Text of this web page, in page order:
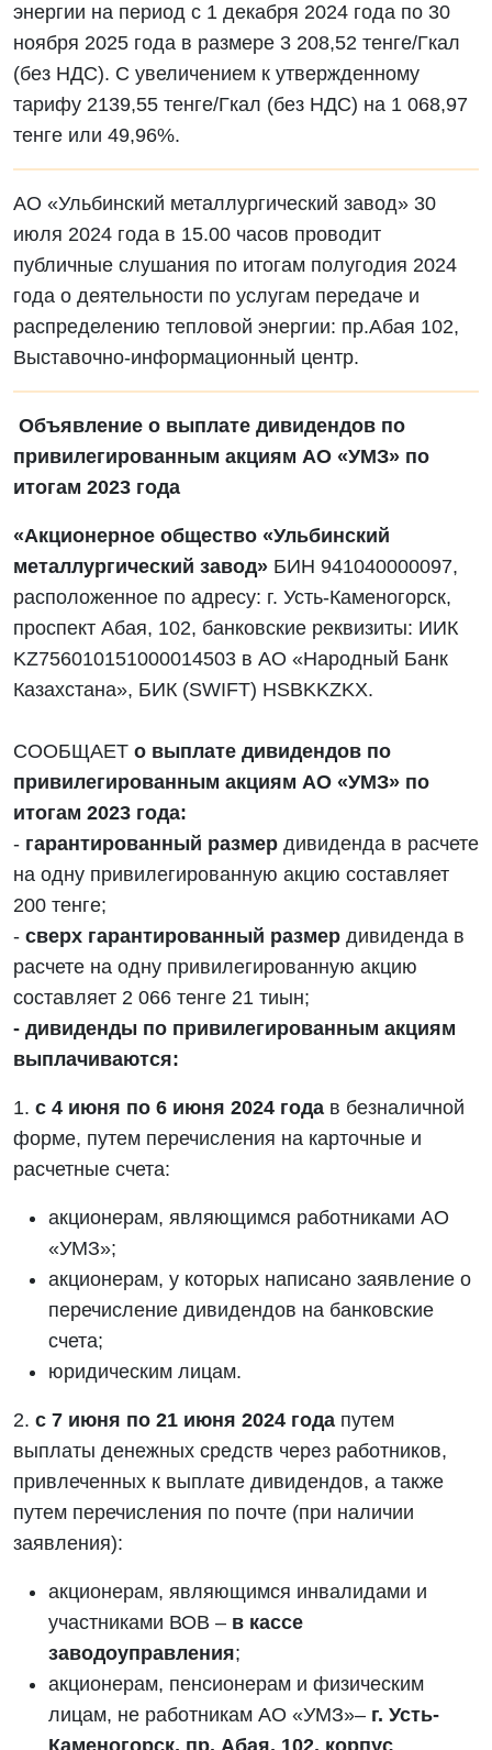
энергии на период с 1 декабря 2024 года по 30
ноября 2025 года в размере 3 208,52 тенге/Гкал
(без НДС). С увеличением к утвержденному
тарифу 2139,55 тенге/Гкал (без НДС) на 1 068,97
тенге или 49,96%.
АО «Ульбинский металлургический завод» 30
июля 2024 года в 15.00 часов проводит
публичные слушания по итогам полугодия 2024
года о деятельности по услугам передаче и
распределению тепловой энергии: пр.Абая 102,
Выставочно-информационный центр.
Объявление о выплате дивидендов по
привилегированным акциям АО «УМЗ» по
итогам 2023 года
«Акционерное общество «Ульбинский
металлургический завод» БИН 941040000097,
расположенное по адресу: г. Усть-Каменогорск,
проспект Абая, 102, банковские реквизиты: ИИК
KZ756010151000014503 в АО «Народный Банк
Казахстана», БИК (SWIFT) HSBKKZKX.
СООБЩАЕТ о выплате дивидендов по
привилегированным акциям АО «УМЗ» по
итогам 2023 года:
- гарантированный размер дивиденда в расчете
на одну привилегированную акцию составляет
200 тенге;
- сверх гарантированный размер дивиденда в
расчете на одну привилегированную акцию
составляет 2 066 тенге 21 тиын;
- дивиденды по привилегированным акциям
выплачиваются:
1. с 4 июня по 6 июня 2024 года в безналичной
форме, путем перечисления на карточные и
расчетные счета:
акционерам, являющимся работниками АО
«УМЗ»;
акционерам, у которых написано заявление о
перечисление дивидендов на банковские
счета;
юридическим лицам.
2. с 7 июня по 21 июня 2024 года путем
выплаты денежных средств через работников,
привлеченных к выплате дивидендов, а также
путем перечисления по почте (при наличии
заявления):
акционерам, являющимся инвалидами и
участниками ВОВ – в кассе
заводоуправления;
акционерам, пенсионерам и физическим
лицам, не работникам АО «УМЗ»– г. Усть-
Каменогорск, пр. Абая, 102, корпус